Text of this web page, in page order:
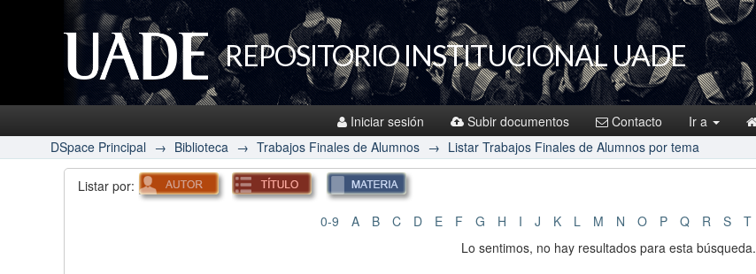
REPOSITORIO INSTITUCIONAL UADE
Iniciar sesión Subir documentos Contacto Ir a
DSpace Principal → Biblioteca → Trabajos Finales de Alumnos → Listar Trabajos Finales de Alumnos por tema
Listar por:
0-9 A B C D E F G H I J K L M N O P Q R S T
Lo sentimos, no hay resultados para esta búsqueda.